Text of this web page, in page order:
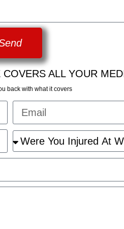
ALL YOUR
back with what it covers